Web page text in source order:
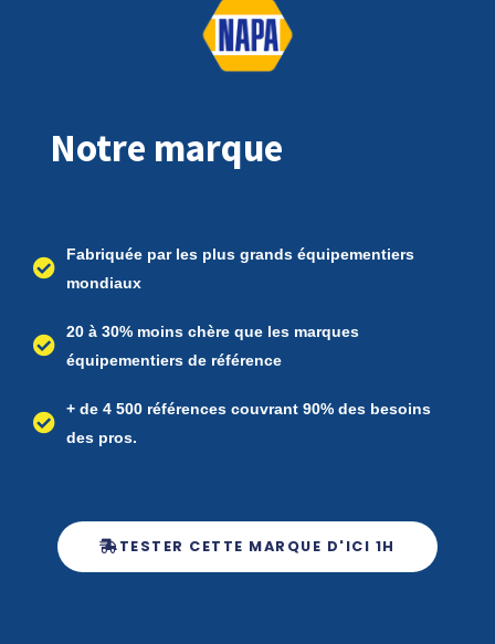
Notre marque
Fabriquée par les plus grands équipementiers
mondiaux
20 à 30% moins chère que les marques
équipementiers de référence​​​​​​​​​​​​
+ de 4 500 références couvrant 90% des besoins
des pros.
TESTER CETTE MARQUE D'ICI 1H